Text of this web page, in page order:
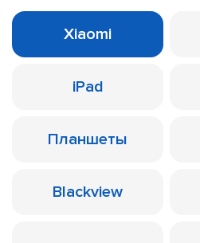
Xiaomi
iPad
Планшеты
Blackview